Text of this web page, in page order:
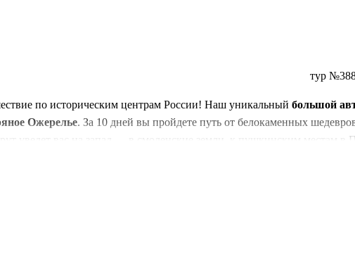
тур
по историческим центрам России! Наш уникальный большой
Ожерелье. За 10 дней вы пройдете путь от белокаменных
уведет вас на запад — в смоленские земли, к пушкинским местам в
Новгороде.
Россию: её древние кремли, действующие монастыри, уютные
ключевых достопримечательностей. Все входные билеты уже